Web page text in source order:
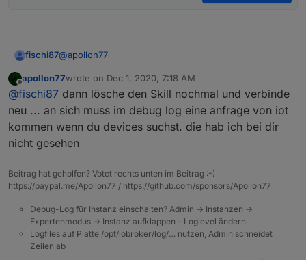
fischi87@apollon77
ja genau, adapter ist grün und skill ist aktiviert und
auch verknüpft mit iot benutzernamen.
Offline
apollon77wrote on Dec 1, 2020, 7:18 AM
last edited by
@fischi87 dann lösche den Skill nochmal und verbinde
neu ... an sich muss im debug log eine anfrage von iot
kommen wenn du devices suchst. die hab ich bei dir
nicht gesehen
Beitrag hat geholfen? Votet rechts unten im Beitrag :-)
https://paypal.me/Apollon77 / https://github.com/sponsors/Apollon77
Debug-Log für Instanz einschalten? Admin -> Instanzen ->
Expertenmodus -> Instanz aufklappen - Loglevel ändern
Logfiles auf Platte /opt/iobroker/log/… nutzen, Admin schneidet
Zeilen ab